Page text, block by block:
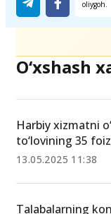
O‘xshash
Harbiy xizmatni
to‘lovining 35
13.05.2025 11:38
Talabalarning